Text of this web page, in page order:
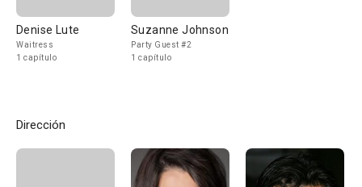
Denise Lute
Waitress
1 capítulo
Suzanne Johnson
Party Guest #2
1 capítulo
Dirección